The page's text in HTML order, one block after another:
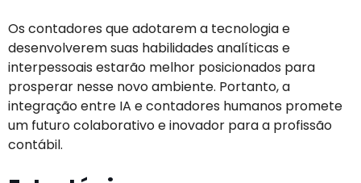
Os contadores que adotarem a tecnologia e
desenvolverem suas habilidades analíticas e
interpessoais estarão melhor posicionados para
prosperar nesse novo ambiente. Portanto, a
integração entre IA e contadores humanos promete
um futuro colaborativo e inovador para a profissão
contábil.